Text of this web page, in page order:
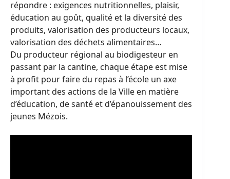
répondre : exigences nutritionnelles, plaisir,
éducation au goût, qualité et la diversité des
produits, valorisation des producteurs locaux,
valorisation des déchets alimentaires…
Du producteur régional au biodigesteur en
passant par la cantine, chaque étape est mise
à profit pour faire du repas à l’école un axe
important des actions de la Ville en matière
d’éducation, de santé et d’épanouissement des
jeunes Mézois.